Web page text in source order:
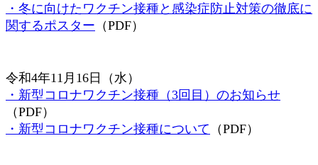
・冬に向けたワクチン接種と感染症防止対策の徹底に
関するポスター （PDF）
令和4年11月16日（水）
・新型コロナワクチン接種（3回目）のお知らせ
（PDF）
・新型コロナワクチン接種について （PDF）